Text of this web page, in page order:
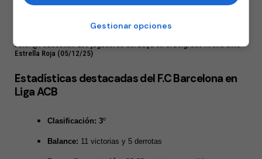
Foto: @FCBbasket. Los jugadores del Baça en el Belgrado Arena ante
Estrella Roja (05/12/25)
Estadísticas destacadas del F.C Barcelona en
Liga ACB
Clasificación: 3º
Balance: 11 victorias y 5 derrotas
Gestionar opciones